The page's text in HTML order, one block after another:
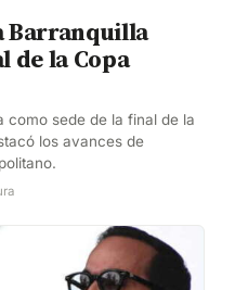
Barranquilla
de la Copa
como sede de la final de la
los avances de